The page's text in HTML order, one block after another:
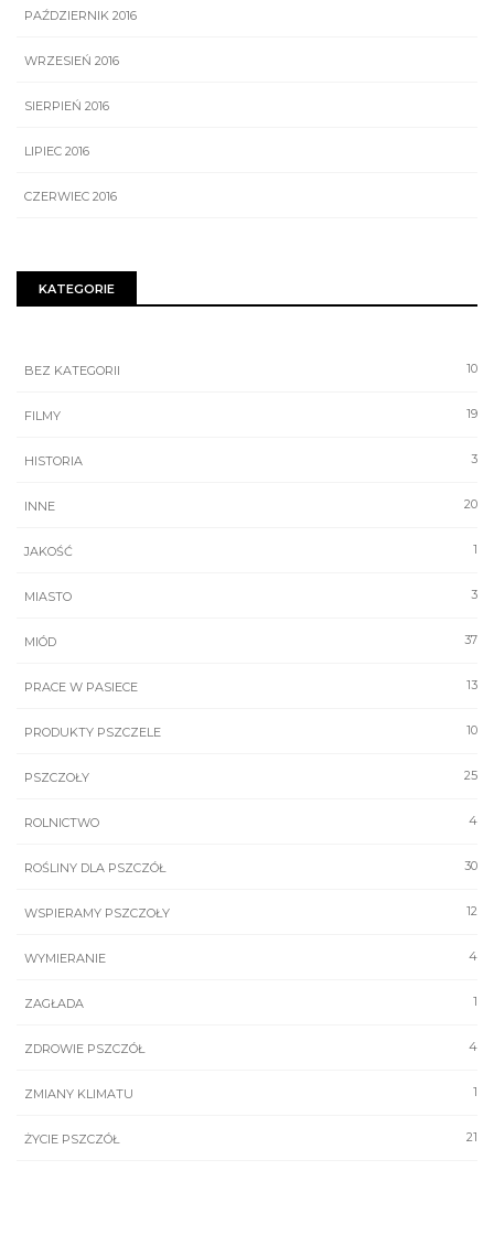
PAŹDZIERNIK 2016
WRZESIEŃ 2016
SIERPIEŃ 2016
LIPIEC 2016
CZERWIEC 2016
KATEGORIE
10
BEZ KATEGORII
19
FILMY
3
HISTORIA
20
INNE
1
JAKOŚĆ
3
MIASTO
37
MIÓD
13
PRACE W PASIECE
10
PRODUKTY PSZCZELE
25
PSZCZOŁY
4
ROLNICTWO
30
ROŚLINY DLA PSZCZÓŁ
12
WSPIERAMY PSZCZOŁY
4
WYMIERANIE
1
ZAGŁADA
4
ZDROWIE PSZCZÓŁ
1
ZMIANY KLIMATU
21
ŻYCIE PSZCZÓŁ